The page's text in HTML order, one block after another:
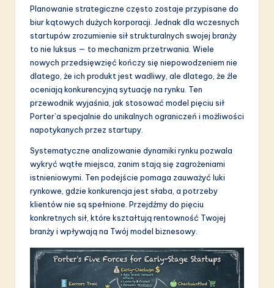
in
A
&
S
o
Planowanie strategiczne często zostaje przypisane do
biur kątowych dużych korporacji. Jednak dla wczesnych
startupów zrozumienie sił strukturalnych swojej branży
to nie luksus — to mechanizm przetrwania. Wiele
nowych przedsięwzięć kończy się niepowodzeniem nie
dlatego, że ich produkt jest wadliwy, ale dlatego, że źle
oceniają konkurencyjną sytuację na rynku. Ten
przewodnik wyjaśnia, jak stosować model pięciu sił
Porter’a specjalnie do unikalnych ograniczeń i możliwości
napotykanych przez startupy.
Systematyczne analizowanie dynamiki rynku pozwala
wykryć wątłe miejsca, zanim stają się zagrożeniami
istnieniowymi. Ten podejście pomaga zauważyć luki
rynkowe, gdzie konkurencja jest słaba, a potrzeby
klientów nie są spełnione. Przejdźmy do pięciu
konkretnych sił, które kształtują rentowność Twojej
branży i wpływają na Twój model biznesowy.